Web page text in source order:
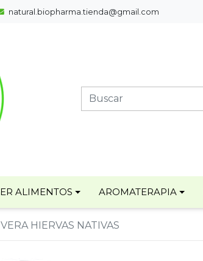
natural.biopharma.tienda@gmail.com
ALIMENTOS AROMATERAPIA
HIERVAS NATIVAS